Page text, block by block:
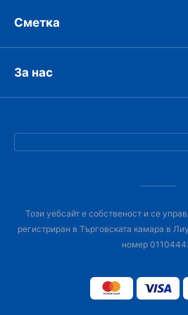
Сметка
За нас
Този уебсайт е собственост и се
регистриран в Търговската камара в
номер